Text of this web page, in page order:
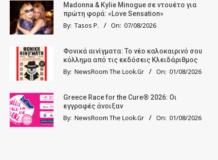
Madonna & Kylie Minogue σε ντουέτο για
πρώτη φορά: «Love Sensation»
By: Tasos P. On: 07/08/2026
Φονικά αινίγματα: Το νέο καλοκαιρινό σου
κόλλημα από τις εκδόσεις Κλειδάριθμος
By: NewsRoom The Look.Gr On: 01/08/2026
Greece Race for the Cure® 2026: Οι
εγγραφές άνοιξαν
By: NewsRoom The Look.Gr On: 01/08/2026